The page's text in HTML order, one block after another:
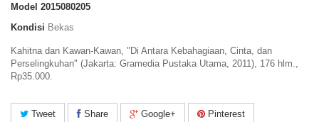
Model 2015080205
Kondisi Bekas
Kahitna dan Kawan-Kawan, "Di Antara Kebahagiaan, Cinta, dan
Perselingkuhan" (Jakarta: Gramedia Pustaka Utama, 2011), 176 hlm.,
Rp35.000.
Tweet Share Google+ Pinterest